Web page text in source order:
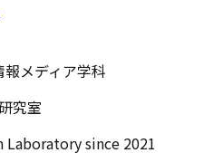
メディア学科
究室
since 2021